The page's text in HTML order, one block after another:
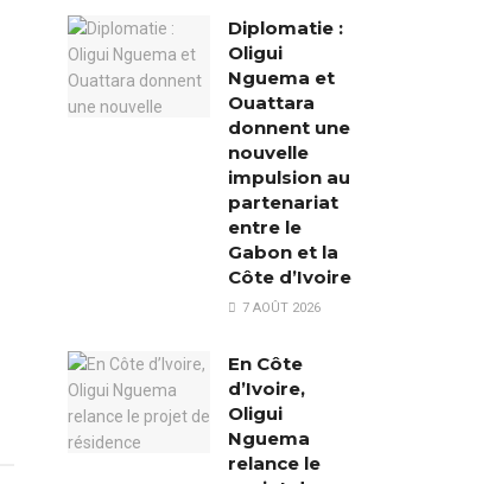
Diplomatie :
Oligui
Nguema et
Ouattara
donnent une
nouvelle
impulsion au
partenariat
entre le
Gabon et la
Côte d’Ivoire
7 AOÛT 2026
En Côte
d’Ivoire,
Oligui
Nguema
relance le